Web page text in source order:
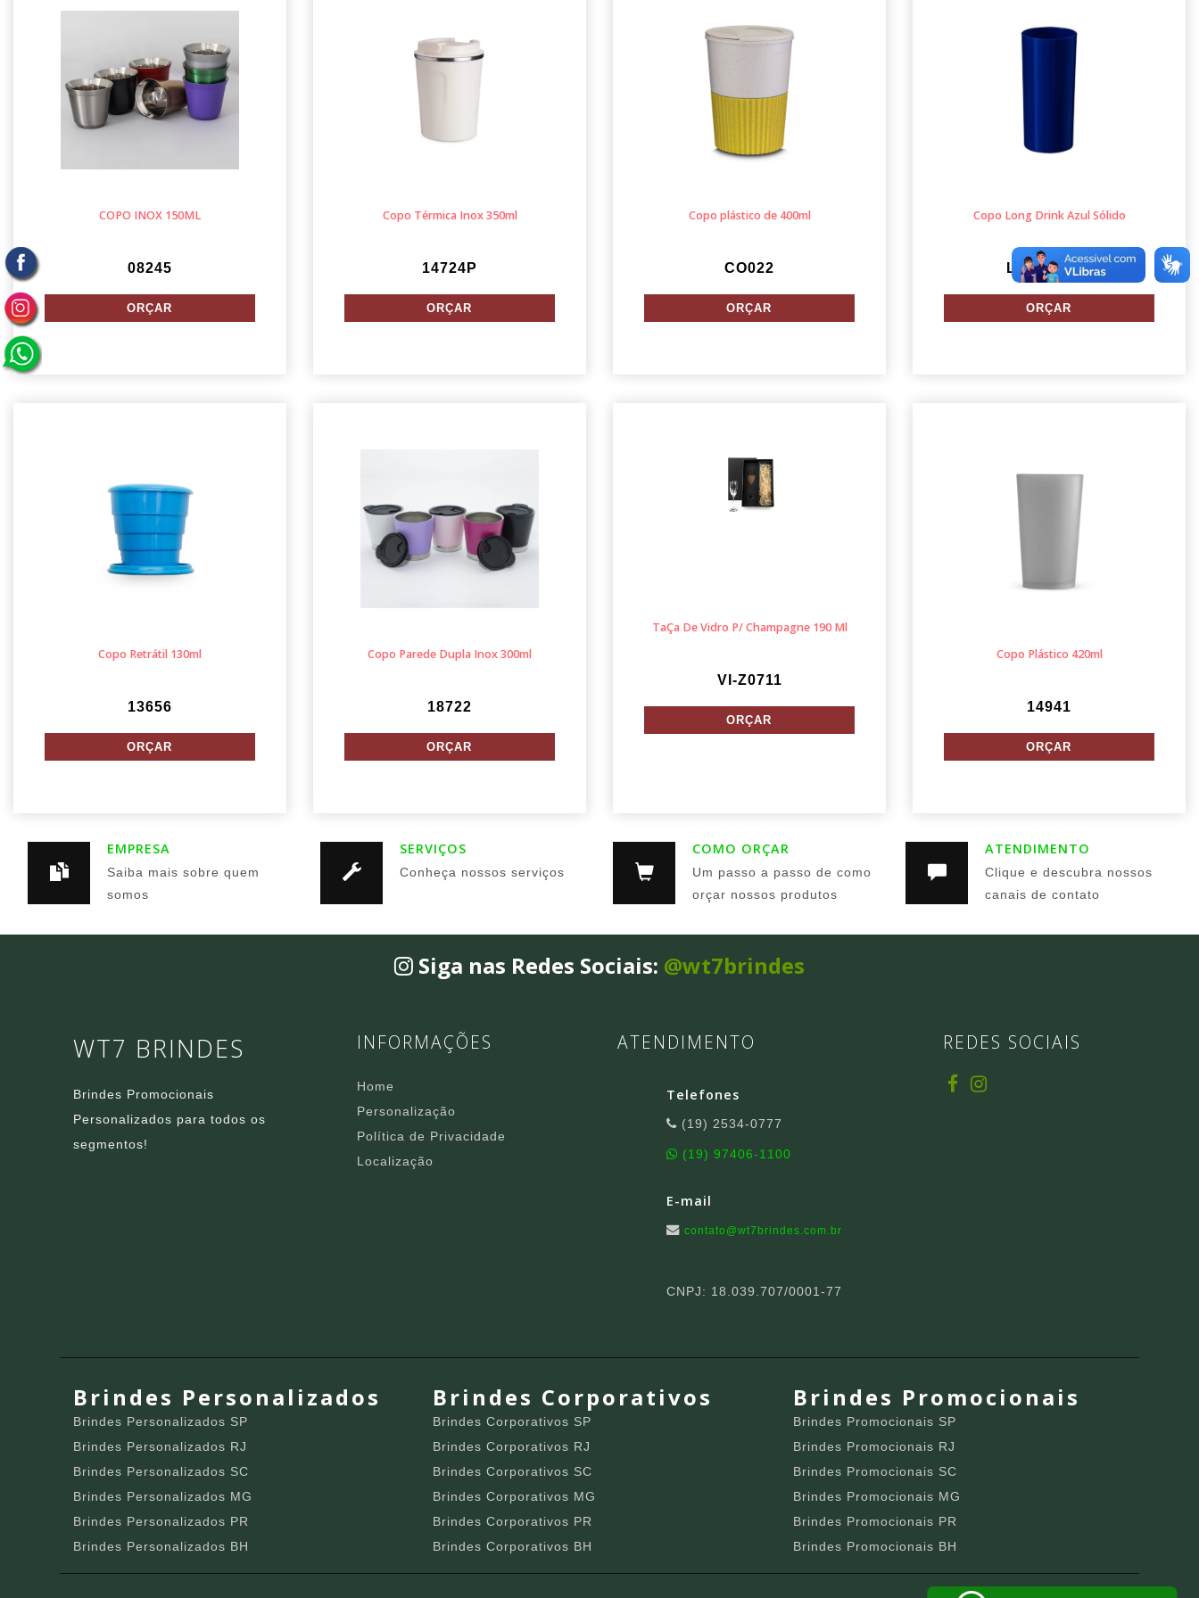
COPO INOX 150ML
08245
Copo Térmica Inox 350ml
14724P
Copo plástico de 400ml
CO022
Copo Long Drink Azul Sólido
LG300 Azul
Copo Retrátil 130ml
13656
Copo Parede Dupla Inox 300ml
18722
TaÇa De Vidro P/ Champagne 190 Ml
VI-Z0711
Copo Plástico 420ml
14941
EMPRESA
Saiba mais sobre quem
somos
SERVIÇOS
Conheça nossos serviços
COMO ORÇAR
Um passo a passo de como
orçar nossos produtos
ATENDIMENTO
Clique e descubra nossos
canais de contato
Siga nas Redes Sociais: @wt7brindes
WT7 BRINDES
Brindes Promocionais
Personalizados para todos os
segmentos!
INFORMAÇÕES
Home
Personalização
Política de Privacidade
Localização
ATENDIMENTO
Telefones
(19) 2534-0777
(19) 97406-1100
E-mail
contato@wt7brindes.com.br
CNPJ: 18.039.707/0001-77
REDES SOCIAIS
Brindes Personalizados
Brindes Personalizados SP
Brindes Personalizados RJ
Brindes Personalizados SC
Brindes Personalizados MG
Brindes Personalizados PR
Brindes Personalizados BH
Brindes Corporativos
Brindes Corporativos SP
Brindes Corporativos RJ
Brindes Corporativos SC
Brindes Corporativos MG
Brindes Corporativos PR
Brindes Corporativos BH
Brindes Promocionais
Brindes Promocionais SP
Brindes Promocionais RJ
Brindes Promocionais SC
Brindes Promocionais MG
Brindes Promocionais PR
Brindes Promocionais BH